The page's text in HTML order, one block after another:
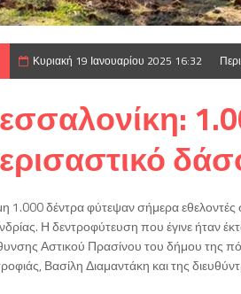
Κυριακή 19 Ιανουαρίου 2025 16:32
1.000 δέντρα φύτεψαν σήμερα
Η δεντροφύτευση που έγινε ήταν
Αστικού Πρασίνου του δήμου της
Βασίλη Διαμαντάκη και της